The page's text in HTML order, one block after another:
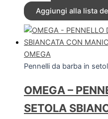
Aggiungi alla lista
OMEGA
Pennelli da barba in
OMEGA –
SETOLA